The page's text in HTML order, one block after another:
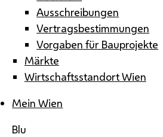
Ausschreibungen
Vertragsbestimmungen
Vorgaben für Bauprojekte
Märkte
Wirtschaftsstandort Wien
Mein Wien
Blu